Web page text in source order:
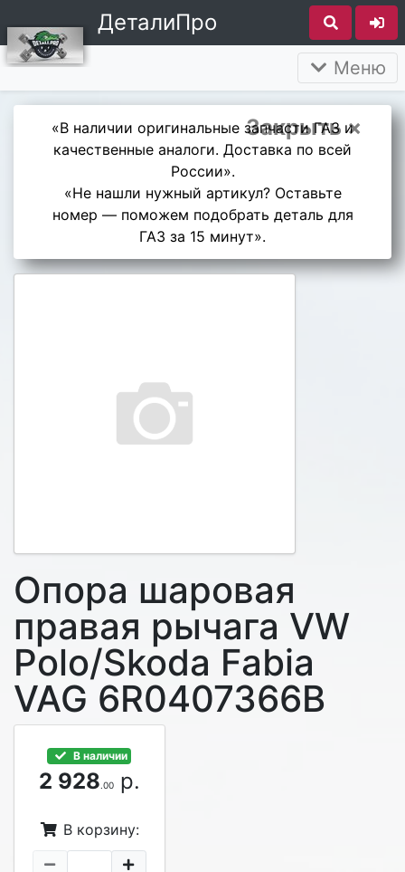
ДеталиПро
Меню
Закрыть ×
«В наличии оригинальные запчасти ГАЗ и
качественные аналоги. Доставка по всей
России».
«Не нашли нужный артикул? Оставьте
номер — поможем подобрать деталь для
ГАЗ за 15 минут».
Опора шаровая
правая рычага VW
Polo/Skoda Fabia
VAG 6R0407366B
В наличии
2 928.00р.
В корзину: